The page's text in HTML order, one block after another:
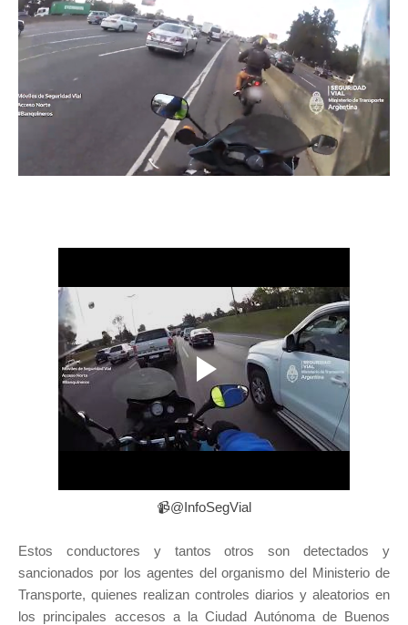
📹@InfoSegVial
Estos conductores y tantos otros son detectados y
sancionados por los agentes del organismo del Ministerio de
Transporte, quienes realizan controles diarios y aleatorios en
los principales accesos a la Ciudad Autónoma de Buenos